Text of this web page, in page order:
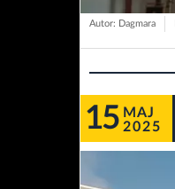
Autor: Dagmara
15 MAJ
2025